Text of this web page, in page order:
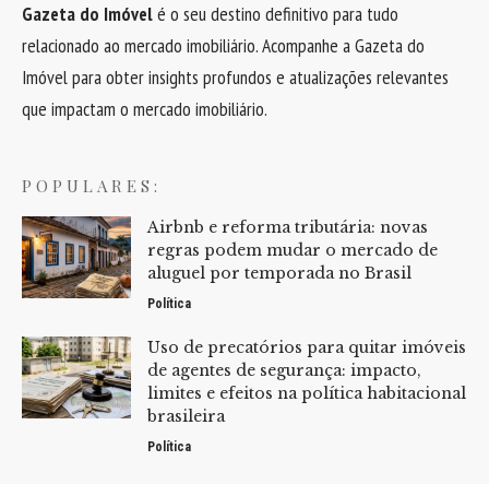
Gazeta do Imóvelé o seu destino definitivo para tudo
relacionado ao mercado imobiliário. Acompanhe a Gazeta do
Imóvel para obter insights profundos e atualizações relevantes
que impactam o mercado imobiliário.
POPULARES:
Airbnb e reforma tributária: novas
regras podem mudar o mercado de
aluguel por temporada no Brasil
Política
Uso de precatórios para quitar imóveis
de agentes de segurança: impacto,
limites e efeitos na política habitacional
brasileira
Política